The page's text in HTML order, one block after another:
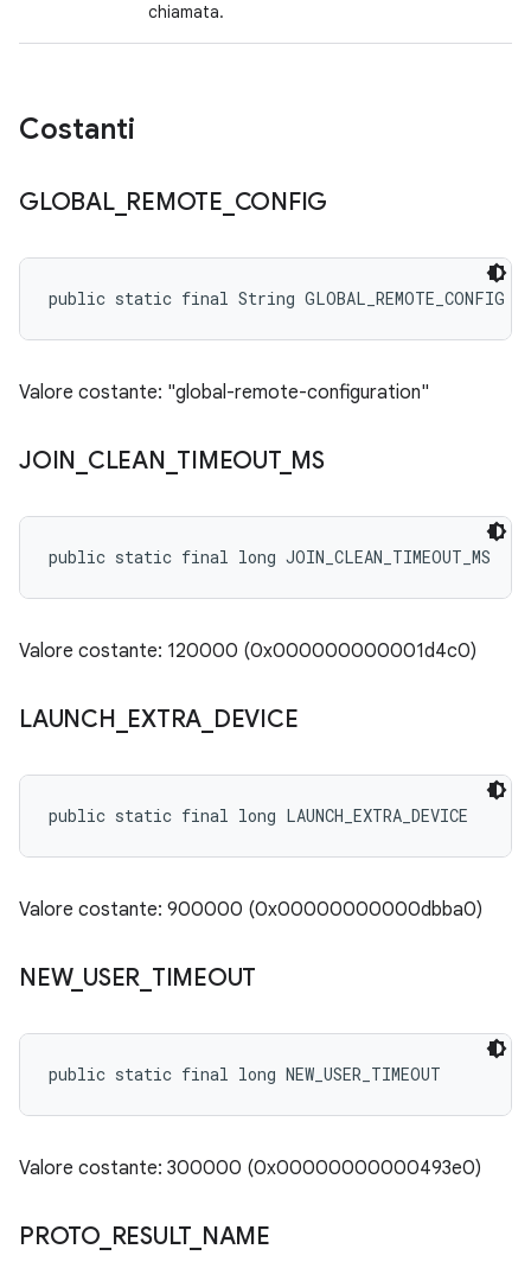
chiamata.
Costanti
GLOBAL_ REMOTE CONFIG
public static final String GLOBAL_REMOTE_CONFIG
Valore costante: "global-remote-configuration"
JOIN CLEAN TIMEOUT_ MS
public static final long JOIN_CLEAN_TIMEOUT_MS
Valore costante: 120000 (0x000000000001d4c0)
LAUNCH EXTRA DEVICE
public static final long LAUNCH_EXTRA_DEVICE
Valore costante: 900000 (0x00000000000dbba0)
NEW_ USER TIMEOUT
public static final long NEW_USER_TIMEOUT
Valore costante: 300000 (0x00000000000493e0)
PROTO_ RESULT_ NAME